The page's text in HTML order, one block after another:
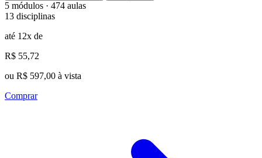
5 módulos · 474 aulas
13 disciplinas
até 12x de
R$ 55,72
ou R$ 597,00 à vista
Comprar